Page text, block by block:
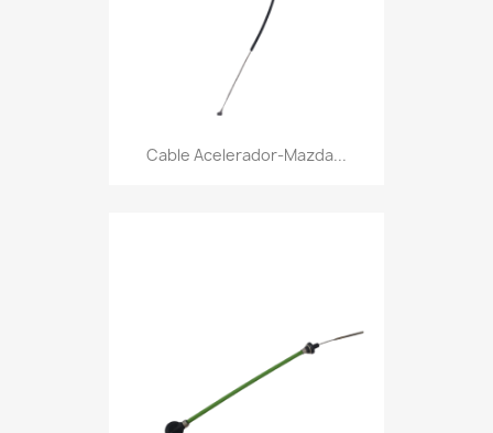
Cable Acelerador-Mazda...